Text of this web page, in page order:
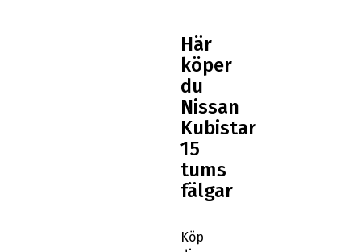
Här
köper
du
Nissan
Kubistar
15
tums
fälgar
Köp